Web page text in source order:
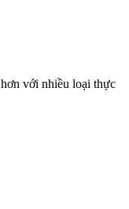
với nhiều loại thực